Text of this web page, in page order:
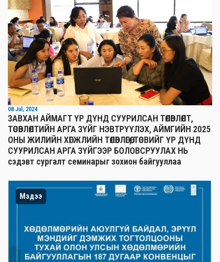
08 Jul, 2024
ЗАВХАН АЙМАГТ ҮР ДҮНД СУУРИЛСАН ТӨЛӨВЛӨЛТ,
ТӨСӨВЛӨЛТИЙН АРГА ЗҮЙГ НЭВТРҮҮЛЭХ, АЙМГИЙН 2025
ОНЫ ЖИЛИЙН ХӨГЖЛИЙН ТӨЛӨВЛӨГӨӨ, ТӨСВИЙГ ҮР ДҮНД
СУУРИЛСАН АРГА ЗҮЙГЭЭР БОЛОВСРУУЛАХ НЬ
сэдэвт сургалт семинарыг зохион байгууллаа
Мэдээ